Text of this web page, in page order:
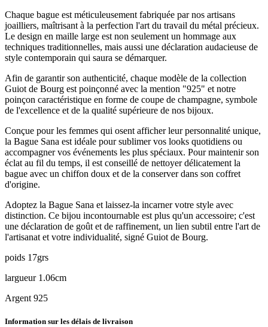
Chaque bague est méticuleusement fabriquée par nos artisans
joailliers, maîtrisant à la perfection l'art du travail du métal précieux.
Le design en maille large est non seulement un hommage aux
techniques traditionnelles, mais aussi une déclaration audacieuse de
style contemporain qui saura se démarquer.
Afin de garantir son authenticité, chaque modèle de la collection
Guiot de Bourg est poinçonné avec la mention "925" et notre
poinçon caractéristique en forme de coupe de champagne, symbole
de l'excellence et de la qualité supérieure de nos bijoux.
Conçue pour les femmes qui osent afficher leur personnalité unique,
la Bague Sana est idéale pour sublimer vos looks quotidiens ou
accompagner vos événements les plus spéciaux. Pour maintenir son
éclat au fil du temps, il est conseillé de nettoyer délicatement la
bague avec un chiffon doux et de la conserver dans son coffret
d'origine.
Adoptez la Bague Sana et laissez-la incarner votre style avec
distinction. Ce bijou incontournable est plus qu'un accessoire; c'est
une déclaration de goût et de raffinement, un lien subtil entre l'art de
l'artisanat et votre individualité, signé Guiot de Bourg.
poids 17grs
largueur 1.06cm
Argent 925
Information sur les délais de livraison